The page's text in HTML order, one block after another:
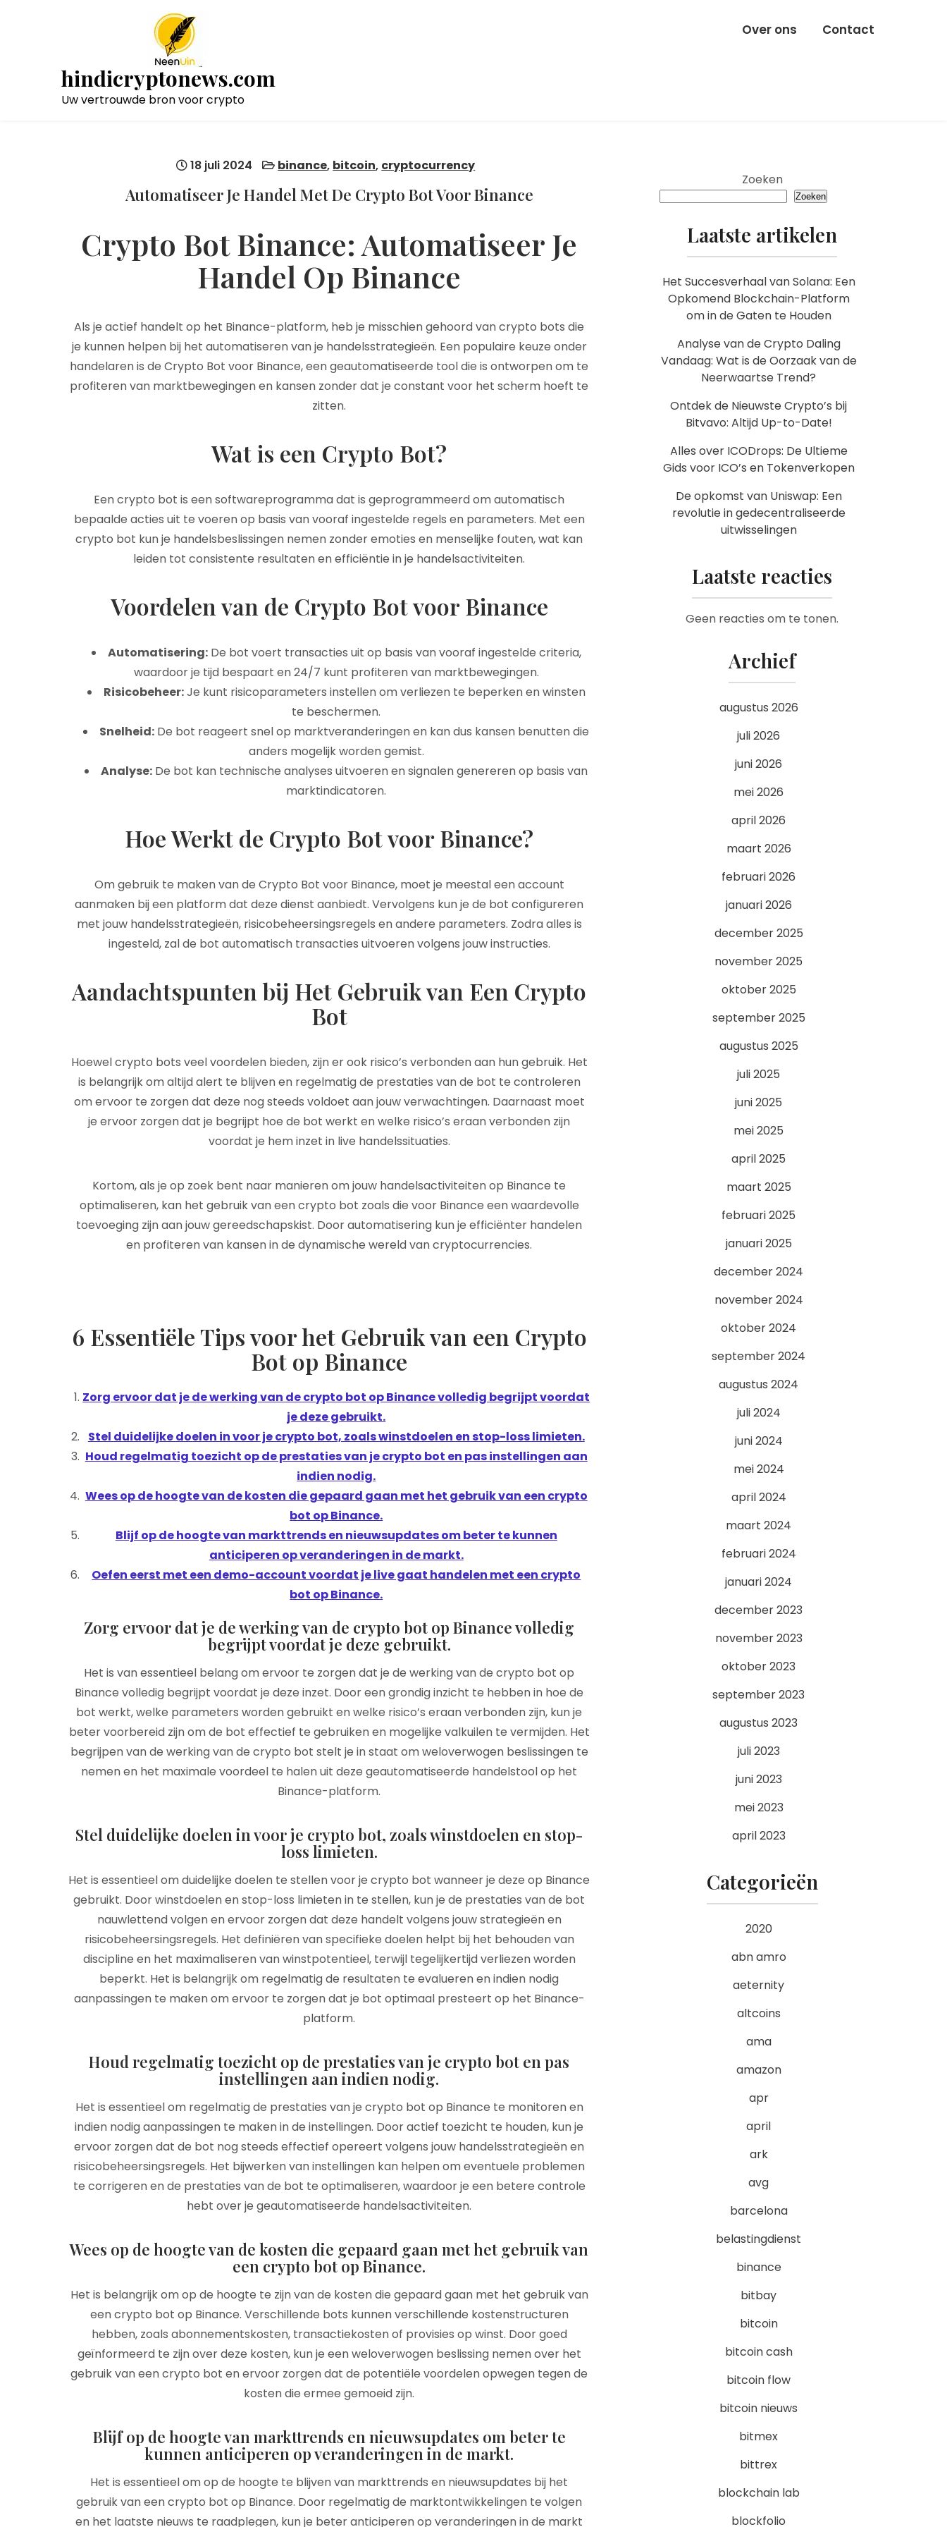
hindicryptonews.com
Uw vertrouwde bron voor crypto
Over ons Contact
18 juli 2024 binance, bitcoin, cryptocurrency
Automatiseer Je Handel Met De Crypto Bot Voor Binance
Crypto Bot Binance: Automatiseer Je
Handel Op Binance
Als je actief handelt op het Binance-platform, heb je misschien gehoord van crypto bots die
je kunnen helpen bij het automatiseren van je handelsstrategieën. Een populaire keuze onder
handelaren is de Crypto Bot voor Binance, een geautomatiseerde tool die is ontworpen om te
profiteren van marktbewegingen en kansen zonder dat je constant voor het scherm hoeft te
zitten.
Wat is een Crypto Bot?
Een crypto bot is een softwareprogramma dat is geprogrammeerd om automatisch
bepaalde acties uit te voeren op basis van vooraf ingestelde regels en parameters. Met een
crypto bot kun je handelsbeslissingen nemen zonder emoties en menselijke fouten, wat kan
leiden tot consistente resultaten en efficiëntie in je handelsactiviteiten.
Voordelen van de Crypto Bot voor Binance
Automatisering:De bot voert transacties uit op basis van vooraf ingestelde criteria,
waardoor je tijd bespaart en 24/7 kunt profiteren van marktbewegingen.
Risicobeheer:Je kunt risicoparameters instellen om verliezen te beperken en winsten
te beschermen.
Snelheid: De bot reageert snel op marktveranderingen en kan dus kansen benutten die
anders mogelijk worden gemist.
Analyse: De bot kan technische analyses uitvoeren en signalen genereren op basis van
marktindicatoren.
Hoe Werkt de Crypto Bot voor Binance?
Om gebruik te maken van de Crypto Bot voor Binance, moet je meestal een account
aanmaken bij een platform dat deze dienst aanbiedt. Vervolgens kun je de bot configureren
met jouw handelsstrategieën, risicobeheersingsregels en andere parameters. Zodra alles is
ingesteld, zal de bot automatisch transacties uitvoeren volgens jouw instructies.
Aandachtspunten bij Het Gebruik van Een Crypto
Bot
Hoewel crypto bots veel voordelen bieden, zijn er ook risico’s verbonden aan hun gebruik. Het
is belangrijk om altijd alert te blijven en regelmatig de prestaties van de bot te controleren
om ervoor te zorgen dat deze nog steeds voldoet aan jouw verwachtingen. Daarnaast moet
je ervoor zorgen dat je begrijpt hoe de bot werkt en welke risico’s eraan verbonden zijn
voordat je hem inzet in live handelssituaties.
Kortom, als je op zoek bent naar manieren om jouw handelsactiviteiten op Binance te
optimaliseren, kan het gebruik van een crypto bot zoals die voor Binance een waardevolle
toevoeging zijn aan jouw gereedschapskist. Door automatisering kun je efficiënter handelen
en profiteren van kansen in de dynamische wereld van cryptocurrencies.
6 Essentiële Tips voor het Gebruik van een Crypto
Bot op Binance
Zorg ervoor dat je de werking van de crypto bot op Binance volledig begrijpt voordat
je deze gebruikt.
Stel duidelijke doelen in voor je crypto bot, zoals winstdoelen en stop-loss limieten.
Houd regelmatig toezicht op de prestaties van je crypto bot en pas instellingen aan
indien nodig.
Wees op de hoogte van de kosten die gepaard gaan met het gebruik van een crypto
bot op Binance.
Blijf op de hoogte van markttrends en nieuwsupdates om beter te kunnen
anticiperen op veranderingen in de markt.
Oefen eerst met een demo-account voordat je live gaat handelen met een crypto
bot op Binance.
Zorg ervoor dat je de werking van de crypto bot op Binance volledig
begrijpt voordat je deze gebruikt.
Het is van essentieel belang om ervoor te zorgen dat je de werking van de crypto bot op
Binance volledig begrijpt voordat je deze inzet. Door een grondig inzicht te hebben in hoe de
bot werkt, welke parameters worden gebruikt en welke risico’s eraan verbonden zijn, kun je
beter voorbereid zijn om de bot effectief te gebruiken en mogelijke valkuilen te vermijden. Het
begrijpen van de werking van de crypto bot stelt je in staat om weloverwogen beslissingen te
nemen en het maximale voordeel te halen uit deze geautomatiseerde handelstool op het
Binance-platform.
Stel duidelijke doelen in voor je crypto bot, zoals winstdoelen en stop-
loss limieten.
Het is essentieel om duidelijke doelen te stellen voor je crypto bot wanneer je deze op Binance
gebruikt. Door winstdoelen en stop-loss limieten in te stellen, kun je de prestaties van de bot
nauwlettend volgen en ervoor zorgen dat deze handelt volgens jouw strategieën en
risicobeheersingsregels. Het definiëren van specifieke doelen helpt bij het behouden van
discipline en het maximaliseren van winstpotentieel, terwijl tegelijkertijd verliezen worden
beperkt. Het is belangrijk om regelmatig de resultaten te evalueren en indien nodig
aanpassingen te maken om ervoor te zorgen dat je bot optimaal presteert op het Binance-
platform.
Houd regelmatig toezicht op de prestaties van je crypto bot en pas
instellingen aan indien nodig.
Het is essentieel om regelmatig de prestaties van je crypto bot op Binance te monitoren en
indien nodig aanpassingen te maken in de instellingen. Door actief toezicht te houden, kun je
ervoor zorgen dat de bot nog steeds effectief opereert volgens jouw handelsstrategieën en
risicobeheersingsregels. Het bijwerken van instellingen kan helpen om eventuele problemen
te corrigeren en de prestaties van de bot te optimaliseren, waardoor je een betere controle
hebt over je geautomatiseerde handelsactiviteiten.
Wees op de hoogte van de kosten die gepaard gaan met het gebruik van
een crypto bot op Binance.
Het is belangrijk om op de hoogte te zijn van de kosten die gepaard gaan met het gebruik van
een crypto bot op Binance. Verschillende bots kunnen verschillende kostenstructuren
hebben, zoals abonnementskosten, transactiekosten of provisies op winst. Door goed
geïnformeerd te zijn over deze kosten, kun je een weloverwogen beslissing nemen over het
gebruik van een crypto bot en ervoor zorgen dat de potentiële voordelen opwegen tegen de
kosten die ermee gemoeid zijn.
Blijf op de hoogte van markttrends en nieuwsupdates om beter te
kunnen anticiperen op veranderingen in de markt.
Het is essentieel om op de hoogte te blijven van markttrends en nieuwsupdates bij het
gebruik van een crypto bot op Binance. Door regelmatig de marktontwikkelingen te volgen
en het laatste nieuws te raadplegen, kun je beter anticiperen op veranderingen in de markt
Zoeken
Zoeken
Laatste artikelen
Het Succesverhaal van Solana: Een
Opkomend Blockchain-Platform
om in de Gaten te Houden
Analyse van de Crypto Daling
Vandaag: Wat is de Oorzaak van de
Neerwaartse Trend?
Ontdek de Nieuwste Crypto’s bij
Bitvavo: Altijd Up-to-Date!
Alles over ICODrops: De Ultieme
Gids voor ICO’s en Tokenverkopen
De opkomst van Uniswap: Een
revolutie in gedecentraliseerde
uitwisselingen
Laatste reacties
Geen reacties om te tonen.
Archief
augustus 2026
juli 2026
juni 2026
mei 2026
april 2026
maart 2026
februari 2026
januari 2026
december 2025
november 2025
oktober 2025
september 2025
augustus 2025
juli 2025
juni 2025
mei 2025
april 2025
maart 2025
februari 2025
januari 2025
december 2024
november 2024
oktober 2024
september 2024
augustus 2024
juli 2024
juni 2024
mei 2024
april 2024
maart 2024
februari 2024
januari 2024
december 2023
november 2023
oktober 2023
september 2023
augustus 2023
juli 2023
juni 2023
mei 2023
april 2023
Categorieën
2020
abn amro
aeternity
altcoins
ama
amazon
apr
april
ark
avg
barcelona
belastingdienst
binance
bitbay
bitcoin
bitcoin cash
bitcoin flow
bitcoin nieuws
bitmex
bittrex
blockchain lab
blockfolio